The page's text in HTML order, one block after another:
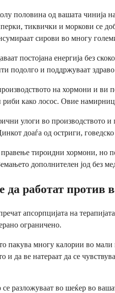
половина од вашата чинија
тиквички и моркови се
сирови во многу
постојана енергија без
подолго и поддржуваат
на хормони и
како лосос. Овие
улоги во производството
доаѓа од остриги,
тироидни хормони, но
дополнителен јод без
работат против
апсорпцијата на
ограничено.
пакува многу калории во
и да ве натераат да се
разложуваат во шеќер во